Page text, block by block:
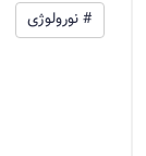
# نورولوژی